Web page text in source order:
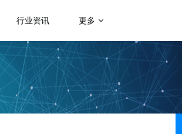
行业资讯 更多
法
式 门店分销模式
导购分销，线上线下双
增值服务
商家运营解决方案
帮助中心
新手指导，